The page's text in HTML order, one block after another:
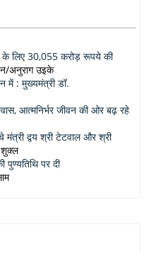
लिए 30,055 करोड़ रूपये की
अनुराग उइके
में : मुख्यमंत्री डॉ.
आत्मनिर्भर जीवन की ओर बढ़ रहे
द्वय श्री टेटवाल और श्री
शुक्ल
पुण्यतिथि पर दी